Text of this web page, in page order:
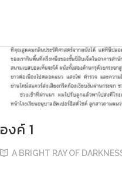
องค์ 1
A BRIGHT RAY OF DARKNESS